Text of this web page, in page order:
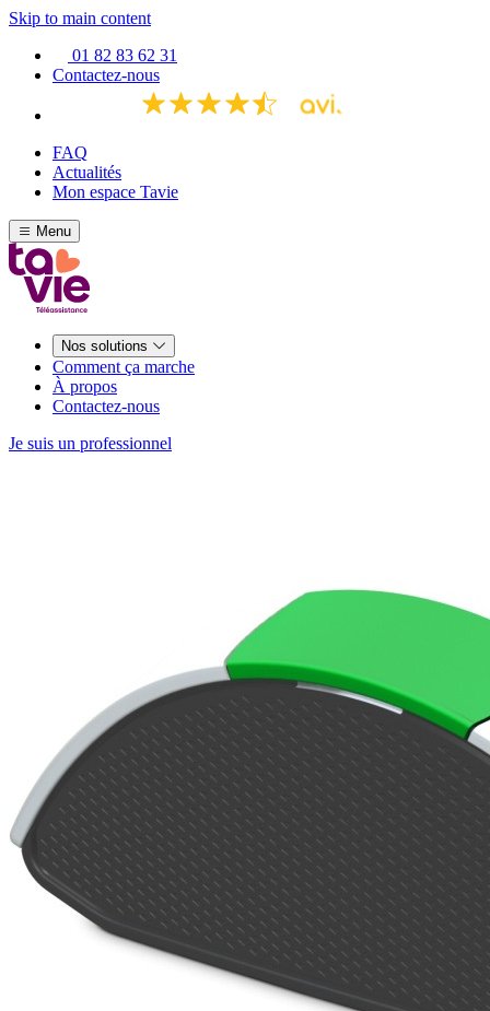
Skip to main content
01 82 83 62 31
Contactez-nous
FAQ
Actualités
Mon espace Tavie
Menu
Nos solutions
Comment ça marche
À propos
Contactez-nous
Je suis un professionnel